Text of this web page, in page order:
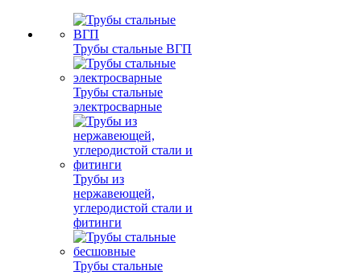
Трубы стальные ВГП
Трубы стальные
электросварные
Трубы из
нержавеющей,
углеродистой стали и
фитинги
Трубы стальные